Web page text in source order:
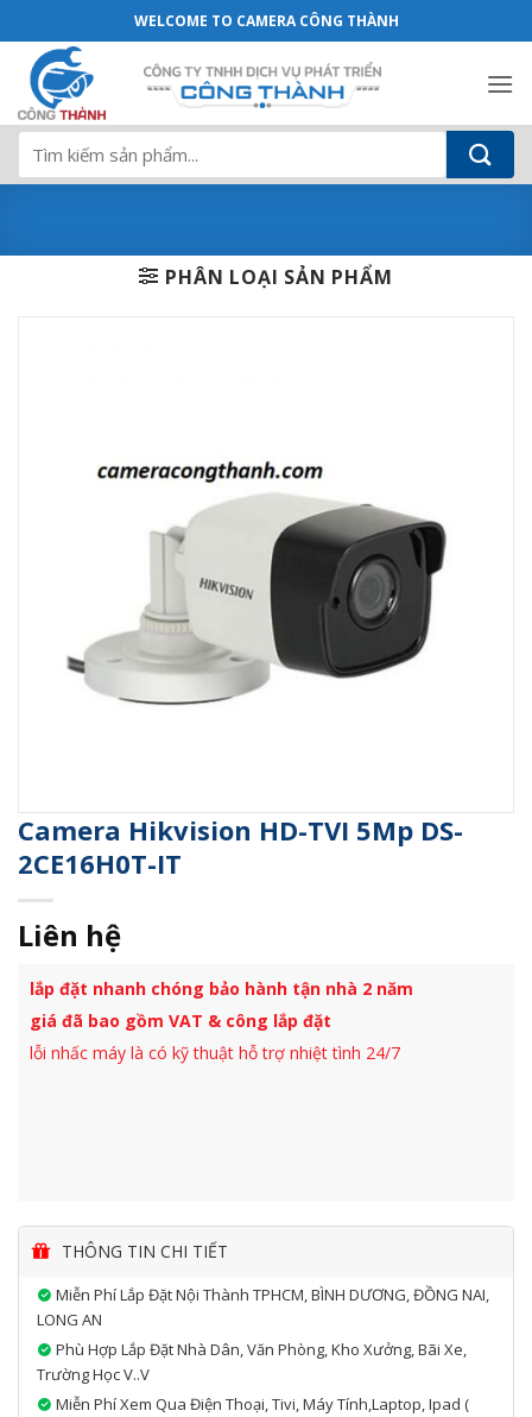
qua
dung
Camera Hikvision HD-TVI 5Mp DS-
WELCOME TO CAMERA CÔNG THÀNH
Tìm
kiếm:
PHÂN LOẠI SẢN PHẨM
Camera Hikvision HD-TVI 5Mp DS-
2CE16H0T-IT
Liên hệ
lắp đặt nhanh chóng bảo hành tận nhà 2 năm
giá đã bao gồm VAT & công lắp đặt
lỗi nhấc máy là có kỹ thuật hỗ trợ nhiệt tình 24/7
THÔNG TIN CHI TIẾT
Miễn Phí Lắp Đặt Nội Thành TPHCM, BÌNH DƯƠNG, ĐỒNG NAI,
LONG AN
Phù Hợp Lắp Đặt Nhà Dân, Văn Phòng, Kho Xưởng, Bãi Xe,
Trường Học V..v
Miễn Phí Xem Qua Điện Thoại, Tivi, Máy Tính,laptop, Ipad (